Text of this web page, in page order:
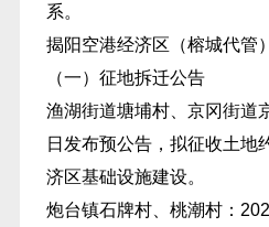
系。
揭阳空港经济区（榕城代管）
（一）征地拆迁公告
渔湖街道塘埔村、京冈街道
日发布预公告，拟征收土地
济区基础设施建设。
炮台镇石牌村、桃潮村：